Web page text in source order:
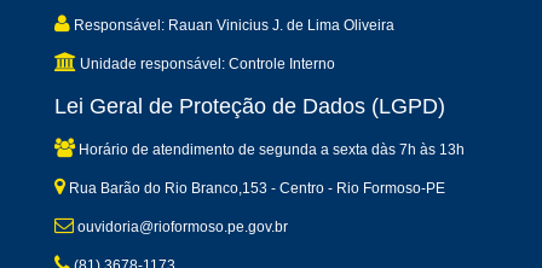
Responsável: Rauan Vinicius J. de Lima Oliveira
Unidade responsável: Controle Interno
Lei Geral de Proteção de Dados (LGPD)
Horário de atendimento de segunda a sexta dàs 7h às 13h
Rua Barão do Rio Branco,153 - Centro - Rio Formoso-PE
ouvidoria@rioformoso.pe.gov.br